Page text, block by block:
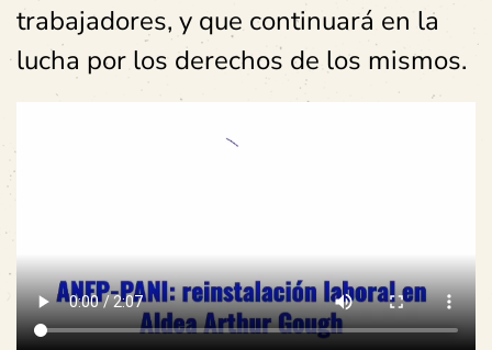
trabajadores, y que continuará en la
lucha por los derechos de los mismos.